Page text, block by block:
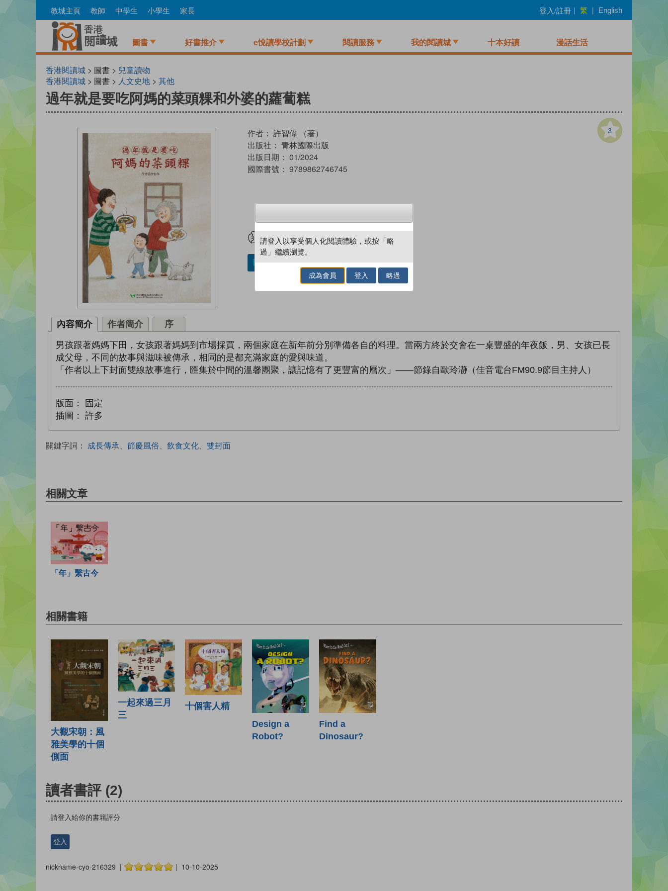
to
教城主頁 教師 中學生 小學生 家長 登入/註冊 | 繁 | English
圖書 好書推介 e悅讀學校計劃 閱讀服務 我的閱讀城 十本好讀 漫話生活
香港閱讀城 > 圖書 > 兒童讀物
香港閱讀城 > 圖書 > 人文史地 > 其他
過年就是要吃阿媽的菜頭粿和外婆的蘿蔔糕
3
作者： 許智偉 （著）
出版社： 青林國際出版
出版日期： 01/2024
國際書號： 9789862746745
試閲 加入閱讀紀錄
加入／閱讀電子書
內容簡介 作者簡介 序
男孩跟著媽媽下田，女孩跟著媽媽到市場採買，兩個家庭在新年前分別準備各自的料理。當兩方終於交會在一桌豐盛的年夜飯，男、女孩已長
成父母，不同的故事與滋味被傳承，相同的是都充滿家庭的愛與味道。
「作者以上下封面雙線故事進行，匯集於中間的溫馨團聚，讓記憶有了更豐富的層次」――節錄自歐玲瀞（佳音電台FM90.9節目主持人）
版面：
固定
插圖：
許多
關鍵字詞： 成長傳承、節慶風俗、飲食文化、雙封面
相關文章
「年」繫古今
相關書籍
大觀宋朝：風
雅美學的十個
側面
一起來過三月
三
十個害人精
Design a
Robot?
Find a
Dinosaur?
讀者書評 (2)
請登入給你的書籍評分
登入
nickname-cyo-216329 | | 10-10-2025
請登入以享受個人化閱讀體驗，或按「略
過」繼續瀏覽。
成為會員 登入 略過